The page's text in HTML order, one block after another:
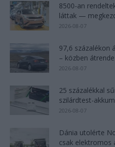
8500-an
láttak —
2026-08-07
97,6 százalékon
– közben
2026-08-07
25 százalékkal
szilárdtest-
2026-08-07
Dánia utolérte
csak elektromos